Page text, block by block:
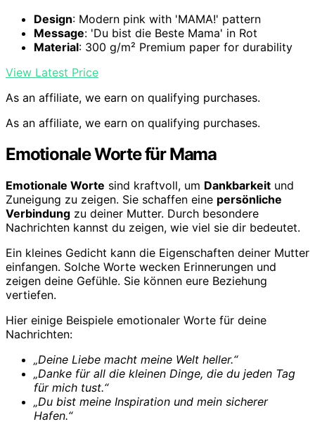
Design: Modern pink with 'MAMA!' pattern
Message: 'Du bist die Beste Mama' in Rot
Material: 300 g/m² Premium paper for durability
View Latest Price
As an affiliate, we earn on qualifying purchases.
As an affiliate, we earn on qualifying purchases.
Emotionale Worte für Mama
Emotionale Worte sind kraftvoll, um Dankbarkeit und
Zuneigung zu zeigen. Sie schaffen eine persönliche
Verbindung zu deiner Mutter. Durch besondere
Nachrichten kannst du zeigen, wie viel sie dir bedeutet.
Ein kleines Gedicht kann die Eigenschaften deiner Mutter
einfangen. Solche Worte wecken Erinnerungen und
zeigen deine Gefühle. Sie können eure Beziehung
vertiefen.
Hier einige Beispiele emotionaler Worte für deine
Nachrichten:
„Deine Liebe macht meine Welt heller.“
„Danke für all die kleinen Dinge, die du jeden Tag
für mich tust.“
„Du bist meine Inspiration und mein sicherer
Hafen.“